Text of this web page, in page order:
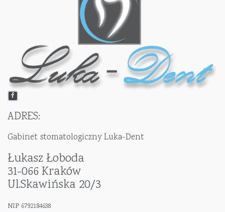
ADRES:
Gabinet stomatologiczny Luka-Dent
Łukasz Łoboda
31-066 Kraków
Ul.Skawińska 20/3
NIP 6792184638